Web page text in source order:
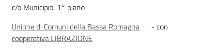
Servizi
Leggi Atti Bandi
c/o Municipio, 1° piano
Unione di Comuni della Bassa Romagna
- con
cooperativa LIBRAZIONE